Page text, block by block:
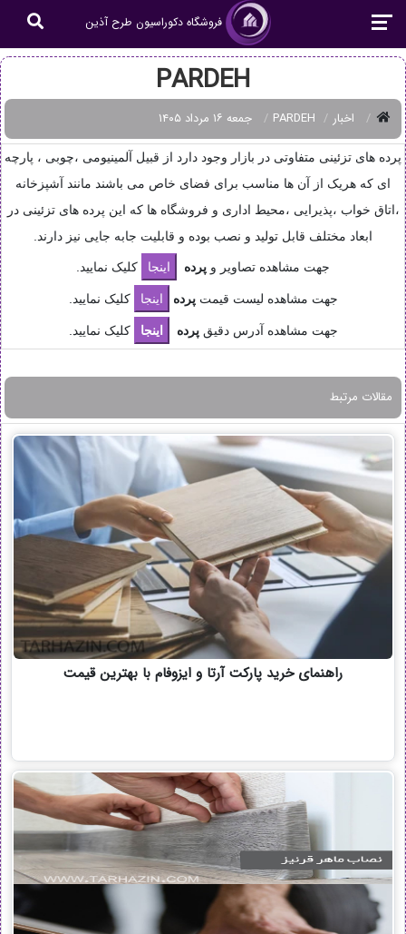
فروشگاه دکوراسیون طرح آذین
PARDEH
اخبار PARDEH جمعه ۱۶ مرداد ۱۴۰۵
پرده های تزئینی متفاوتی در بازار وجود دارد از قبیل آلمینیومی ،چوبی ، پارچه
ای که هریک از آن ها مناسب برای فضای خاص می باشند مانند آشپزخانه
،اتاق خواب ،پذیرایی ،محیط اداری و فروشگاه ها که این پرده های تزئینی در
ابعاد مختلف قابل تولید و نصب بوده و قابلیت جابه جایی نیز دارند.
جهت مشاهده تصاویر و پرده کلیک نمایید.
جهت مشاهده لیست قیمت پرده کلیک نمایید.
جهت مشاهده آدرس دقیقپرده کلیک نمایید.
مقالات مرتبط
راهنمای خرید پارکت آرتا و ایزوفام با بهترین قیمت